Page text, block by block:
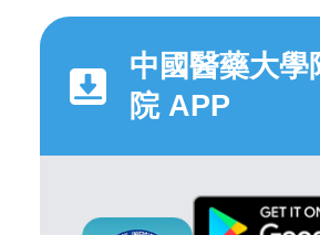
中國醫藥大學
院 APP